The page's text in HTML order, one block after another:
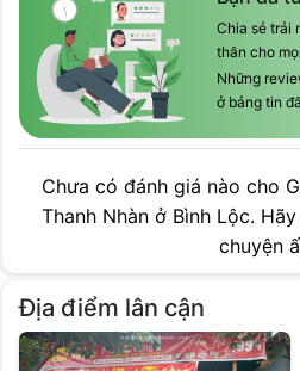
Chia sẻ trải
thân cho
Những
ở bảng tin
Chưa có đánh giá nào cho
Thanh Nhàn ở Bình Lộc.
chuyện
Địa điểm lân cận